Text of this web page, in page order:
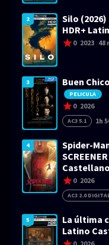
2
Silo
HDR+
0 2023 48
3 Buen
PELICULA
0 2026
AC3 5.1 1h
4
Spider-
Castellano
0 2026
AC3 2.0
5
La última
Latino